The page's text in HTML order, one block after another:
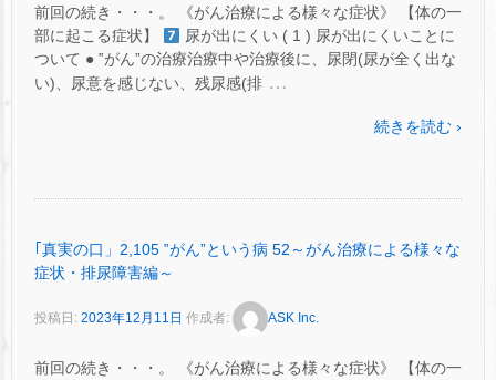
前回の続き・・・。 《がん治療による様々な症状》 【体の一
部に起こる症状】
尿が出にくい ( 1 ) 尿が出にくいことに
ついて ● ‟がん”の治療治療中や治療後に、尿閉(尿が全く出な
い)、尿意を感じない、残尿感(排 …
続きを読む ›
｢真実の口」2,105 ‟がん”という病 52～がん治療による様々な
症状・排尿障害編～
投稿日: 2023年12月11日 作成者: ASK Inc.
前回の続き・・・。 《がん治療による様々な症状》 【体の一